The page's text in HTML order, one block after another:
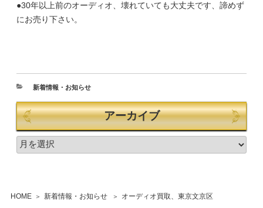
HOME 新着情報・お知らせ オーディオ買取、東京文京区
●30年以上前のオーディオ、壊れていても大丈夫です、諦めず
にお売り下さい。
新着情報・お知らせ
アーカイブ